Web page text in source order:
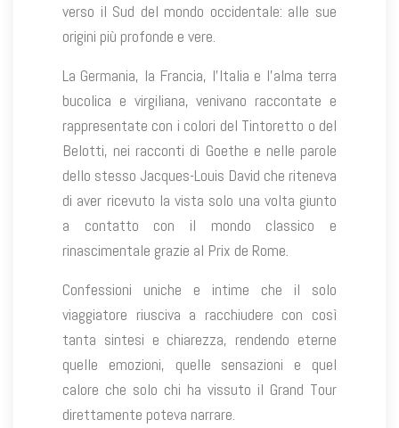
verso il Sud del mondo occidentale: alle sue
origini più profonde e vere.
La Germania, la Francia, l’Italia e l’alma terra
bucolica e virgiliana, venivano raccontate e
rappresentate con i colori del Tintoretto o del
Belotti, nei racconti di Goethe e nelle parole
dello stesso Jacques-Louis David che riteneva
di aver ricevuto la vista solo una volta giunto
a contatto con il mondo classico e
rinascimentale grazie al Prix de Rome.
Confessioni uniche e intime che il solo
viaggiatore riusciva a racchiudere con così
tanta sintesi e chiarezza, rendendo eterne
quelle emozioni, quelle sensazioni e quel
calore che solo chi ha vissuto il Grand Tour
direttamente poteva narrare.